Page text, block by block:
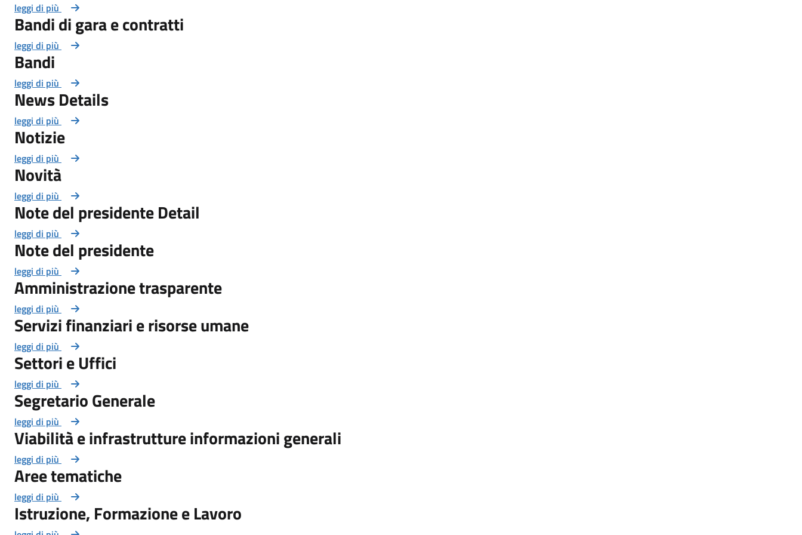
leggi di più
Bandi di gara e contratti
leggi di più
Bandi
leggi di più
News Details
leggi di più
Notizie
leggi di più
Novità
leggi di più
Note del presidente Detail
leggi di più
Note del presidente
leggi di più
Amministrazione trasparente
leggi di più
Servizi finanziari e risorse umane
leggi di più
Settori e Uffici
leggi di più
Segretario Generale
leggi di più
Viabilità e infrastrutture informazioni generali
leggi di più
Aree tematiche
leggi di più
Istruzione, Formazione e Lavoro